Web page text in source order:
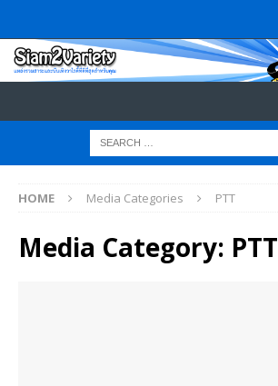
HOME Media Categories PTT
Media Category: PTT